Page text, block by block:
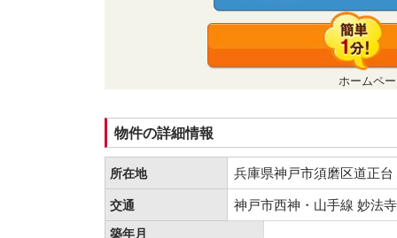
ホームペ
物件の詳細情報
所在地 兵庫県神戸市須磨区道正
交通 神戸市西神・山手線 妙法
築年月